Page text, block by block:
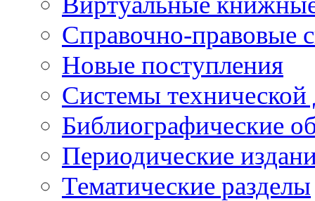
Справочно-правовые
Новые поступления
Cистемы
Библиографические
Периодические
Тематические разделы